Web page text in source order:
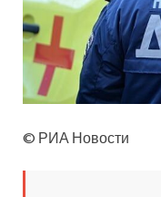
© РИА Новости